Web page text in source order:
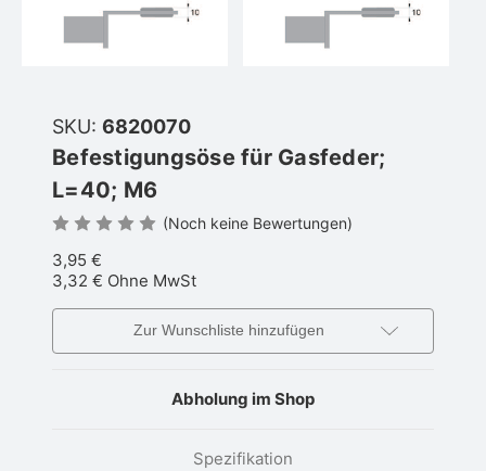
SKU: 6820070
Befestigungsöse für Gasfeder;
L=40; M6
(Noch keine Bewertungen)
3,95 €
3,32 € Ohne MwSt
Zur Wunschliste hinzufügen
Abholung im Shop
Spezifikation